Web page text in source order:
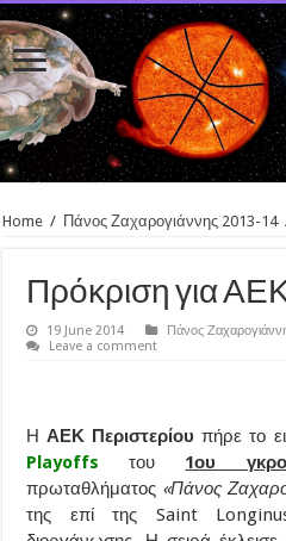
Home / Πάνος Ζαχαρογιάννης 2013-14
Πρόκριση για
19 June 2014
Πάνος
Leave a comment
ΗΑΕΚ Περιστερίου πήρε το
Playoffsτου 1ου
πρωταθλήματος «Πάνος
της επί της Saint